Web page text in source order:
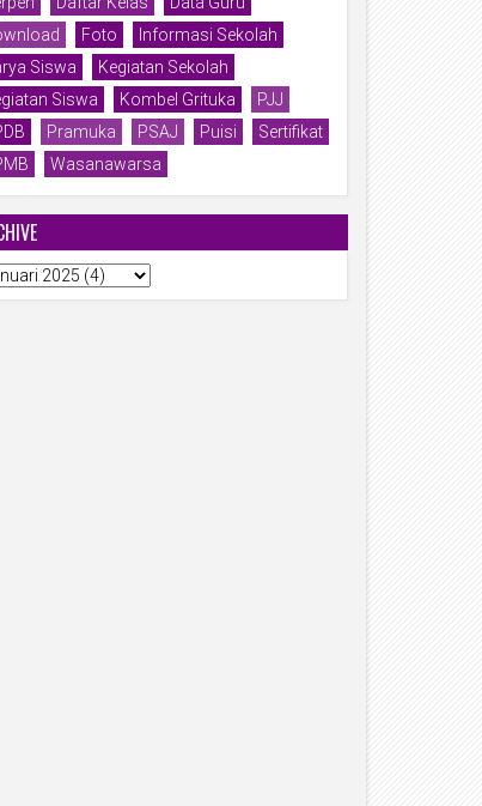
Foto
Informasi Sekolah
Siswa
Kegiatan Sekolah
Siswa
Kombel Grituka
PJJ
Pramuka PSAJ Puisi
Sertifikat
Wasanawarsa